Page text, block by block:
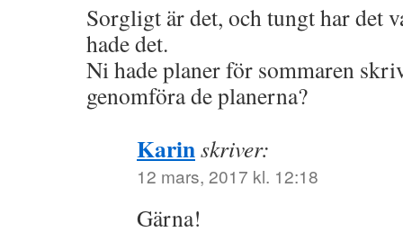
Sorgligt är det, och tungt har det
hade det.
Ni hade planer för sommaren
genomföra de planerna?
Karinskriver:
12 mars, 2017 kl. 12:18
Gärna!